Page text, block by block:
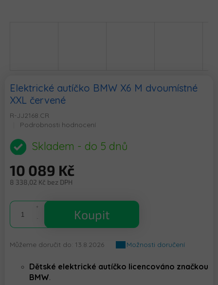
Elektrické autíčko BMW X6 M dvoumístné
XXL červené
R-JJ2168.CR
Průměrné
produktu
je
z
5
Podrobnosti hodnocení
Skladem - do 5 dnů
10 089 Kč
8 338,02 Kč bez DPH
cena:
Koupit
Můžeme doručit do: 13.8.2026 Možnosti doručení
Dětské elektrické autíčko licencováno značkou
BMW.